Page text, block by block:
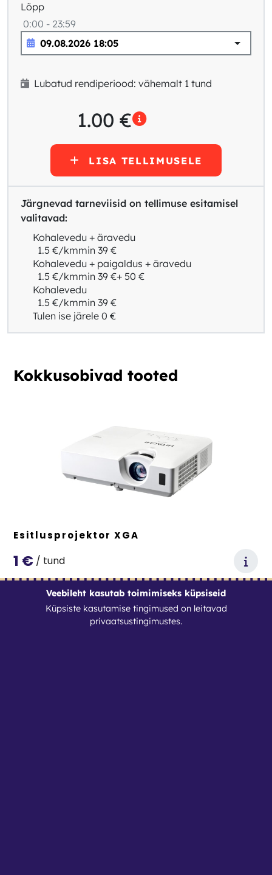
Lõpp
0:00 - 23:59
Lubatud rendiperiood: vähemalt 1 tund
1.00 €
LISA TELLIMUSELE
Järgnevad tarneviisid on tellimuse esitamisel
valitavad:
Kohalevedu + äravedu
1.5 €/kmmin 39 €
Kohalevedu + paigaldus + äravedu
1.5 €/kmmin 39 €+ 50 €
Kohalevedu
1.5 €/kmmin 39 €
Tulen ise järele 0 €
Kokkusobivad tooted
Esitlusprojektor XGA
1 € / tund
Veebileht kasutab toimimiseks küpsiseid
Küpsiste kasutamise tingimused on leitavad
privaatsustingimustes.